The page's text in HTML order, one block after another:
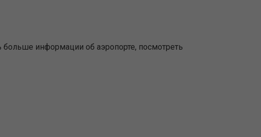
информации об аэропорте, посмотреть